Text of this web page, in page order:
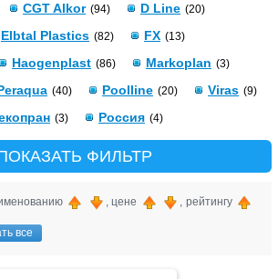
CGT Alkor (94) D Line (20)
Elbtal Plastics (82) FX (13)
Haogenplast (86) Markoplan (3)
(40) Poolline (20) Viras (9)
(3) Россия (4)
ФИЛЬТР
, цене , рейтингу
все